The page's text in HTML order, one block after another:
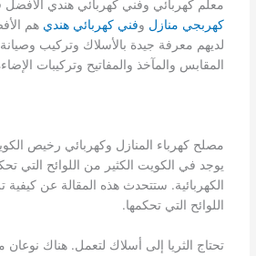
معلم كهربائي وفني كهربائي هندي
كهربجي منازل وفني كهربائي هندي هم
لديهم معرفة جيدة بالأسلاك وتركيب وصيانة
المقابس والمآخذ والمفاتيح وتركيبات
مصلح كهرباء المنازل وكهربائي رخيص
يوجد في الكويت الكثير من اللوائح التي
الكهربائية. ستتحدث هذه المقالة عن كيفية
اللوائح التي تحكمها.
تحتاج الثريا إلى أسلاك لتعمل. هناك نوعان